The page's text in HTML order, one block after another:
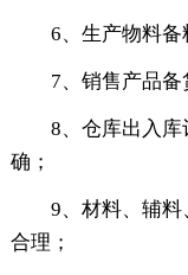
6、生产物料备
7、销售产品备
8、仓库出入库
确；
9、材料、辅
合理；